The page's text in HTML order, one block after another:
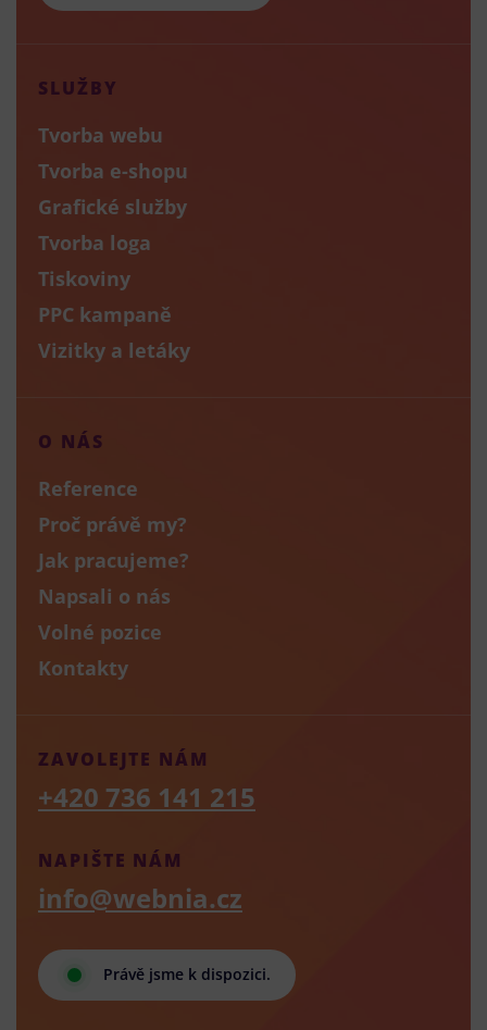
SLUŽBY
Tvorba webu
Tvorba e-shopu
Grafické služby
Tvorba loga
Tiskoviny
PPC kampaně
Vizitky a letáky
O NÁS
Reference
Proč právě my?
Jak pracujeme?
Napsali o nás
Volné pozice
Kontakty
Právě jsme k dispozici.
NAPIŠTE NÁM
info@webnia.cz
ZAVOLEJTE NÁM
+420 736 141 215